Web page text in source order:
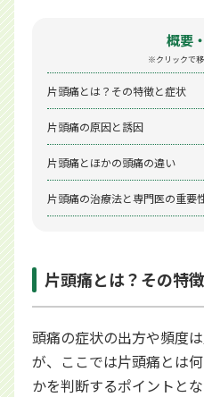
概要
※クリックで移
片頭痛とは？その特徴と症状
片頭痛の原因と誘因
片頭痛とほかの頭痛の違い
片頭痛の治療法と専門医の重要
片頭痛とは？その特
頭痛の症状の出方や頻度
が、ここでは片頭痛とは
かを判断するポイントと